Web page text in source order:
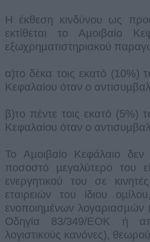
Η έκθεση κινδύνου ως
εκτίθεται το Αµοιβαίο
εξωχρηµατιστηριακού
α)το δέκα τοις εκατό (10%)
Κεφαλαίου όταν ο
β)το πέντε τοις εκατό (5%)
Κεφαλαίου όταν ο
Το Αµοιβαίο Κεφάλαιο δεν
ποσοστό µεγαλύτερο του
ενεργητικού του σε
εταιρειών του ίδιου
ενοποιηµένων λογαριασµών
Οδηγία 83/349/ΕΟΚ ή
λογιστικούς κανόνες),